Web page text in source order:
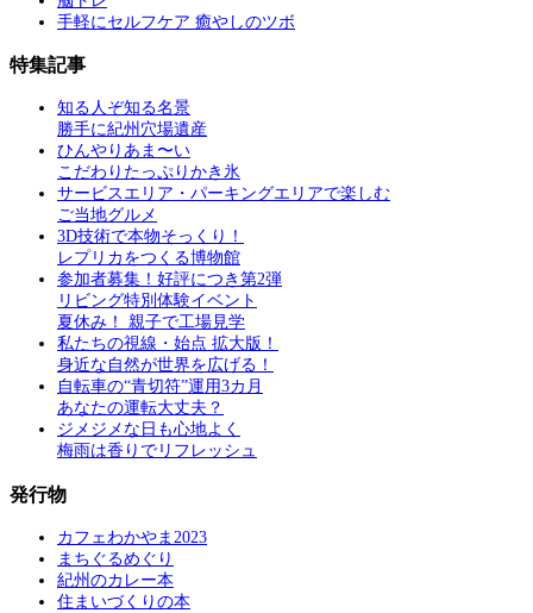
手軽にセルフケア 癒やしのツボ
特集記事
知る人ぞ知る名景
勝手に紀州穴場遺産
ひんやりあま〜い
こだわりたっぷりかき氷
サービスエリア・パーキングエリアで楽しむ
ご当地グルメ
3D技術で本物そっくり！
レプリカをつくる博物館
参加者募集！好評につき第2弾
リビング特別体験イベント
夏休み！ 親子で工場見学
私たちの視線・始点 拡大版！
身近な自然が世界を広げる！
自転車の“青切符”運用3カ月
あなたの運転大丈夫？
ジメジメな日も心地よく
梅雨は香りでリフレッシュ
発行物
カフェわかやま2023
まちぐるめぐり
紀州のカレー本
住まいづくりの本